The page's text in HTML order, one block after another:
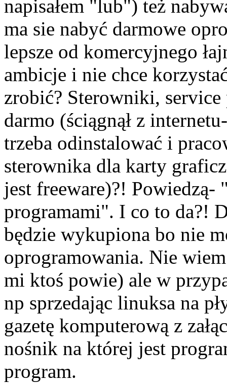
napisałem "lub") też
ma sie nabyć darmowe
lepsze od komercyjnego
ambicje i nie chce
zrobić? Sterowniki, service
darmo (ściągnął z
trzeba odinstalować i
sterownika dla karty
jest freeware)?! Powiedzą-
programami". I co to da?!
będzie wykupiona bo nie
oprogramowania. Nie
mi ktoś powie) ale w
np sprzedając linuksa na
gazetę komputerową z
nośnik na której jest
program.